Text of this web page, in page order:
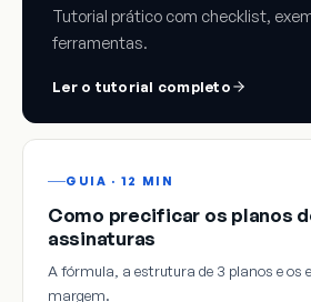
Tutorial prático com checklist,
ferramentas.
Ler o tutorial completo
GUIA · 12 MIN
Como precificar os planos
assinaturas
A fórmula, a estrutura de 3 planos e os
margem.